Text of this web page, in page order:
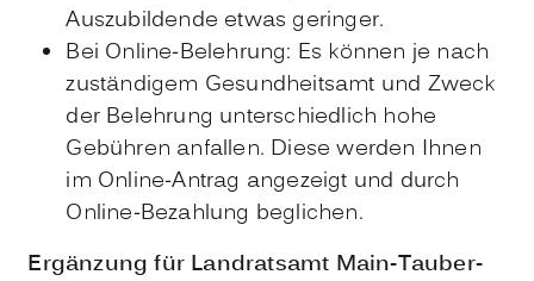
Auszubildende etwas geringer.
Bei Online-Belehrung: Es können je nach
zuständigem Gesundheitsamt und Zweck
der Belehrung unterschiedlich hohe
Gebühren anfallen. Diese werden Ihnen
im Online-Antrag angezeigt und durch
Online-Bezahlung beglichen.
Ergänzung für Landratsamt Main-Tauber-